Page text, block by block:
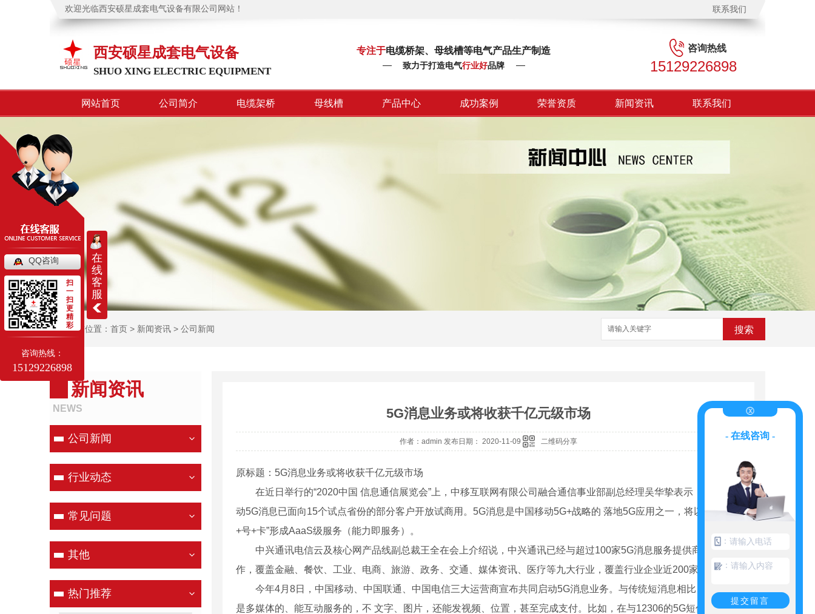
欢迎光临西安硕星成套电气设备有限公司网站！ 联系我们
西安硕星成套电气设备
SHUO XING ELECTRIC EQUIPMENT
专注于电缆桥架、母线槽等电气产品生产制造
致力于打造电气行业好品牌
咨询热线
15129226898
网站首页 公司简介 电缆架桥 母线槽 产品中心 成功案例 荣誉资质 新闻资讯 联系我们
当前位置： 首页 > 新闻资讯 > 公司新闻 搜索
新闻资讯
NEWS
公司新闻
行业动态
常见问题
其他
热门推荐
5G消息业务或将收获千亿元级市场
作者：admin 发布日期： 2020-11-09 二维码分享
原标题：5G消息业务或将收获千亿元级市场
在近日举行的“2020中国 信息通信展览会”上，中移互联网有限公司融合通信事业部副总经理吴华挚表示，中国移
动5G消息已面向15个试点省份的部分客户开放试商用。5G消息是中国移动5G+战略的 落地5G应用之一，将以“5G消息
+号+卡”形成AaaS级服务（能力即服务）。
中兴通讯电信云及核心网产品线副总裁王全在会上介绍说，中兴通讯已经与超过100家5G消息服务提供商展开合
作，覆盖金融、餐饮、工业、电商、旅游、政务、交通、媒体资讯、医疗等九大行业，覆盖行业企业近200家。
今年4月8日，中国移动、中国联通、中国电信三大运营商宣布共同启动5G消息业务。与传统短消息相比，5G消息
是多媒体的、能互动服务的，不 文字、图片，还能发视频、位置，甚至完成支付。比如，在与12306的5G短信对话
在
线
客
服
QQ咨询
扫
一
扫
更
精
彩
咨询热线：
15129226898
- 在线咨询 -
：
：
提交留言